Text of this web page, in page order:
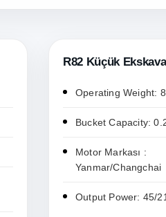
R82 Küçük
Operating Weight:
Bucket Capacity:
Motor Markası :
Yanmar/Changchai
Output Power: 45/